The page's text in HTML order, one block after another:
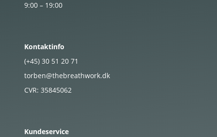
9:00 – 19:00
Kontaktinfo
(+45) 30 51 20 71
torben@thebreathwork.dk
CVR: 35845062
Kundeservice